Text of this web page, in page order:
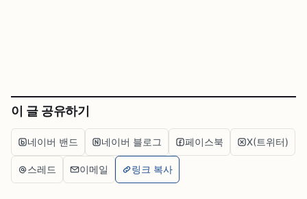
이 글 공유하기
네이버 밴드 네이버 블로그 페이스북 X(트위터)
스레드 이메일 링크 복사